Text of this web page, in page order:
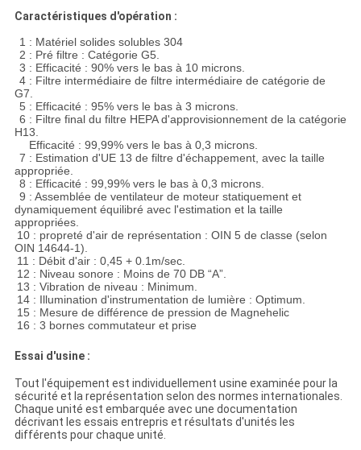
Caractéristiques d'opération :
1 : Matériel solides solubles 304
2 : Pré filtre : Catégorie G5.
3 : Efficacité : 90% vers le bas à 10 microns.
4 : Filtre intermédiaire de filtre intermédiaire de catégorie de
G7.
5 : Efficacité : 95% vers le bas à 3 microns.
6 : Filtre final du filtre HEPA d'approvisionnement de la catégorie
H13.
Efficacité : 99,99% vers le bas à 0,3 microns.
7 : Estimation d'UE 13 de filtre d'échappement, avec la taille
appropriée.
8 : Efficacité : 99,99% vers le bas à 0,3 microns.
9 : Assemblée de ventilateur de moteur statiquement et
dynamiquement équilibré avec l'estimation et la taille
appropriées.
10 : propreté d'air de représentation : OIN 5 de classe (selon
OIN 14644-1).
11 : Débit d'air : 0,45 + 0.1m/sec.
12 : Niveau sonore : Moins de 70 DB “A”.
13 : Vibration de niveau : Minimum.
14 : Illumination d'instrumentation de lumière : Optimum.
15 : Mesure de différence de pression de Magnehelic
16 : 3 bornes commutateur et prise
Essai d'usine :
Tout l'équipement est individuellement usine examinée pour la
sécurité et la représentation selon des normes internationales.
Chaque unité est embarquée avec une documentation
décrivant les essais entrepris et résultats d'unités les
différents pour chaque unité.